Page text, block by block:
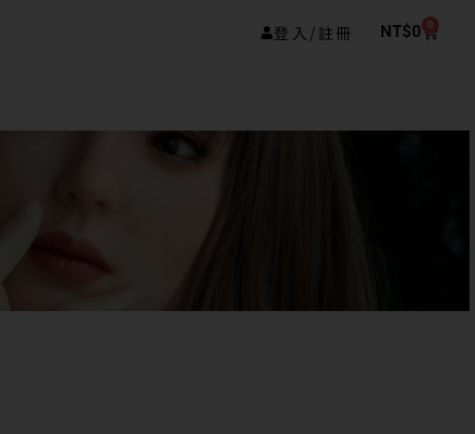
登入/註冊 NT$0 0